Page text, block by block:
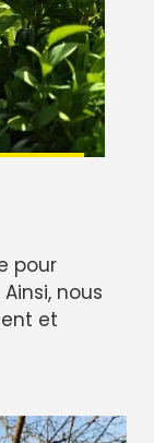
pour
nous
et